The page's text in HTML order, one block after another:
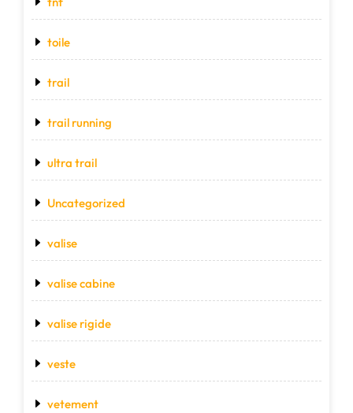
toile
trail
trail running
ultra trail
Uncategorized
valise
valise cabine
valise rigide
veste
vetement